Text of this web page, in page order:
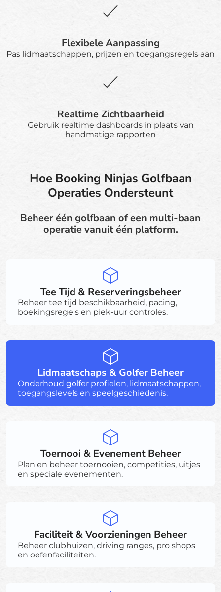
Flexibele Aanpassing
Pas lidmaatschappen, prijzen en toegangsregels aan
Realtime Zichtbaarheid
Gebruik realtime dashboards in plaats van
handmatige rapporten
Hoe Booking Ninjas Golfbaan
Operaties Ondersteunt
Beheer één golfbaan of een multi-baan
operatie vanuit één platform.
Tee Tijd & Reserveringsbeheer
Beheer tee tijd beschikbaarheid, pacing,
boekingsregels en piek-uur controles.
Lidmaatschaps & Golfer Beheer
Onderhoud golfer profielen, lidmaatschappen,
toegangslevels en speelgeschiedenis.
Toernooi & Evenement Beheer
Plan en beheer toernooien, competities, uitjes
en speciale evenementen.
Faciliteit & Voorzieningen Beheer
Beheer clubhuizen, driving ranges, pro shops
en oefenfaciliteiten.